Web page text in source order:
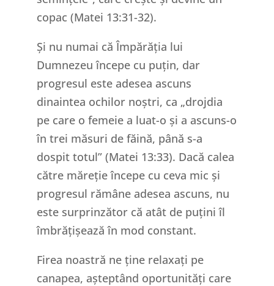
copac (Matei 13:31-32).
Și nu numai că Împărăția lui
Dumnezeu începe cu puțin, dar
progresul este adesea ascuns
dinaintea ochilor noștri, ca „drojdia
pe care o femeie a luat-o și a ascuns-o
în trei măsuri de făină, până s-a
dospit totul” (Matei 13:33). Dacă calea
către măreție începe cu ceva mic și
progresul rămâne adesea ascuns, nu
este surprinzător că atât de puțini îl
îmbrățișează în mod constant.
Firea noastră ne ține relaxați pe
canapea, așteptând oportunități care